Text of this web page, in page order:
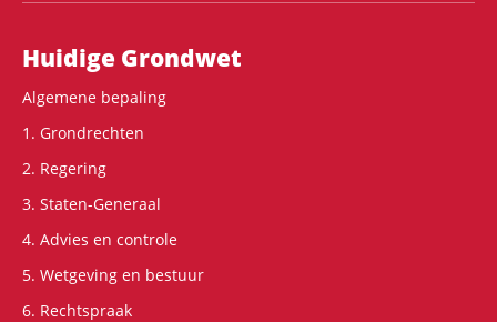
Hoofdnavigatie
Huidige Grondwet
Algemene bepaling
1. Grondrechten
2. Regering
3. Staten-Generaal
4. Advies en controle
5. Wetgeving en bestuur
6. Rechtspraak